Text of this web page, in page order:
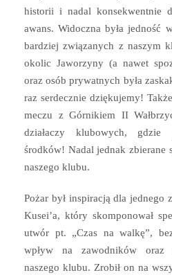
historii i nadal konsekwentnie
awans. Widoczna była jedność
bardziej związanych z naszym
okolic Jaworzyny (a nawet
oraz osób prywatnych była
raz serdecznie dziękujemy!
meczu z Górnikiem II
działaczy klubowych, gdzie
środków! Nadal jednak zbierane
naszego klubu.
Pożar był inspiracją dla
Kusei’a, który skomponował
utwór pt. „Czas na walkę”,
wpływ na zawodników oraz
naszego klubu. Zrobił on na